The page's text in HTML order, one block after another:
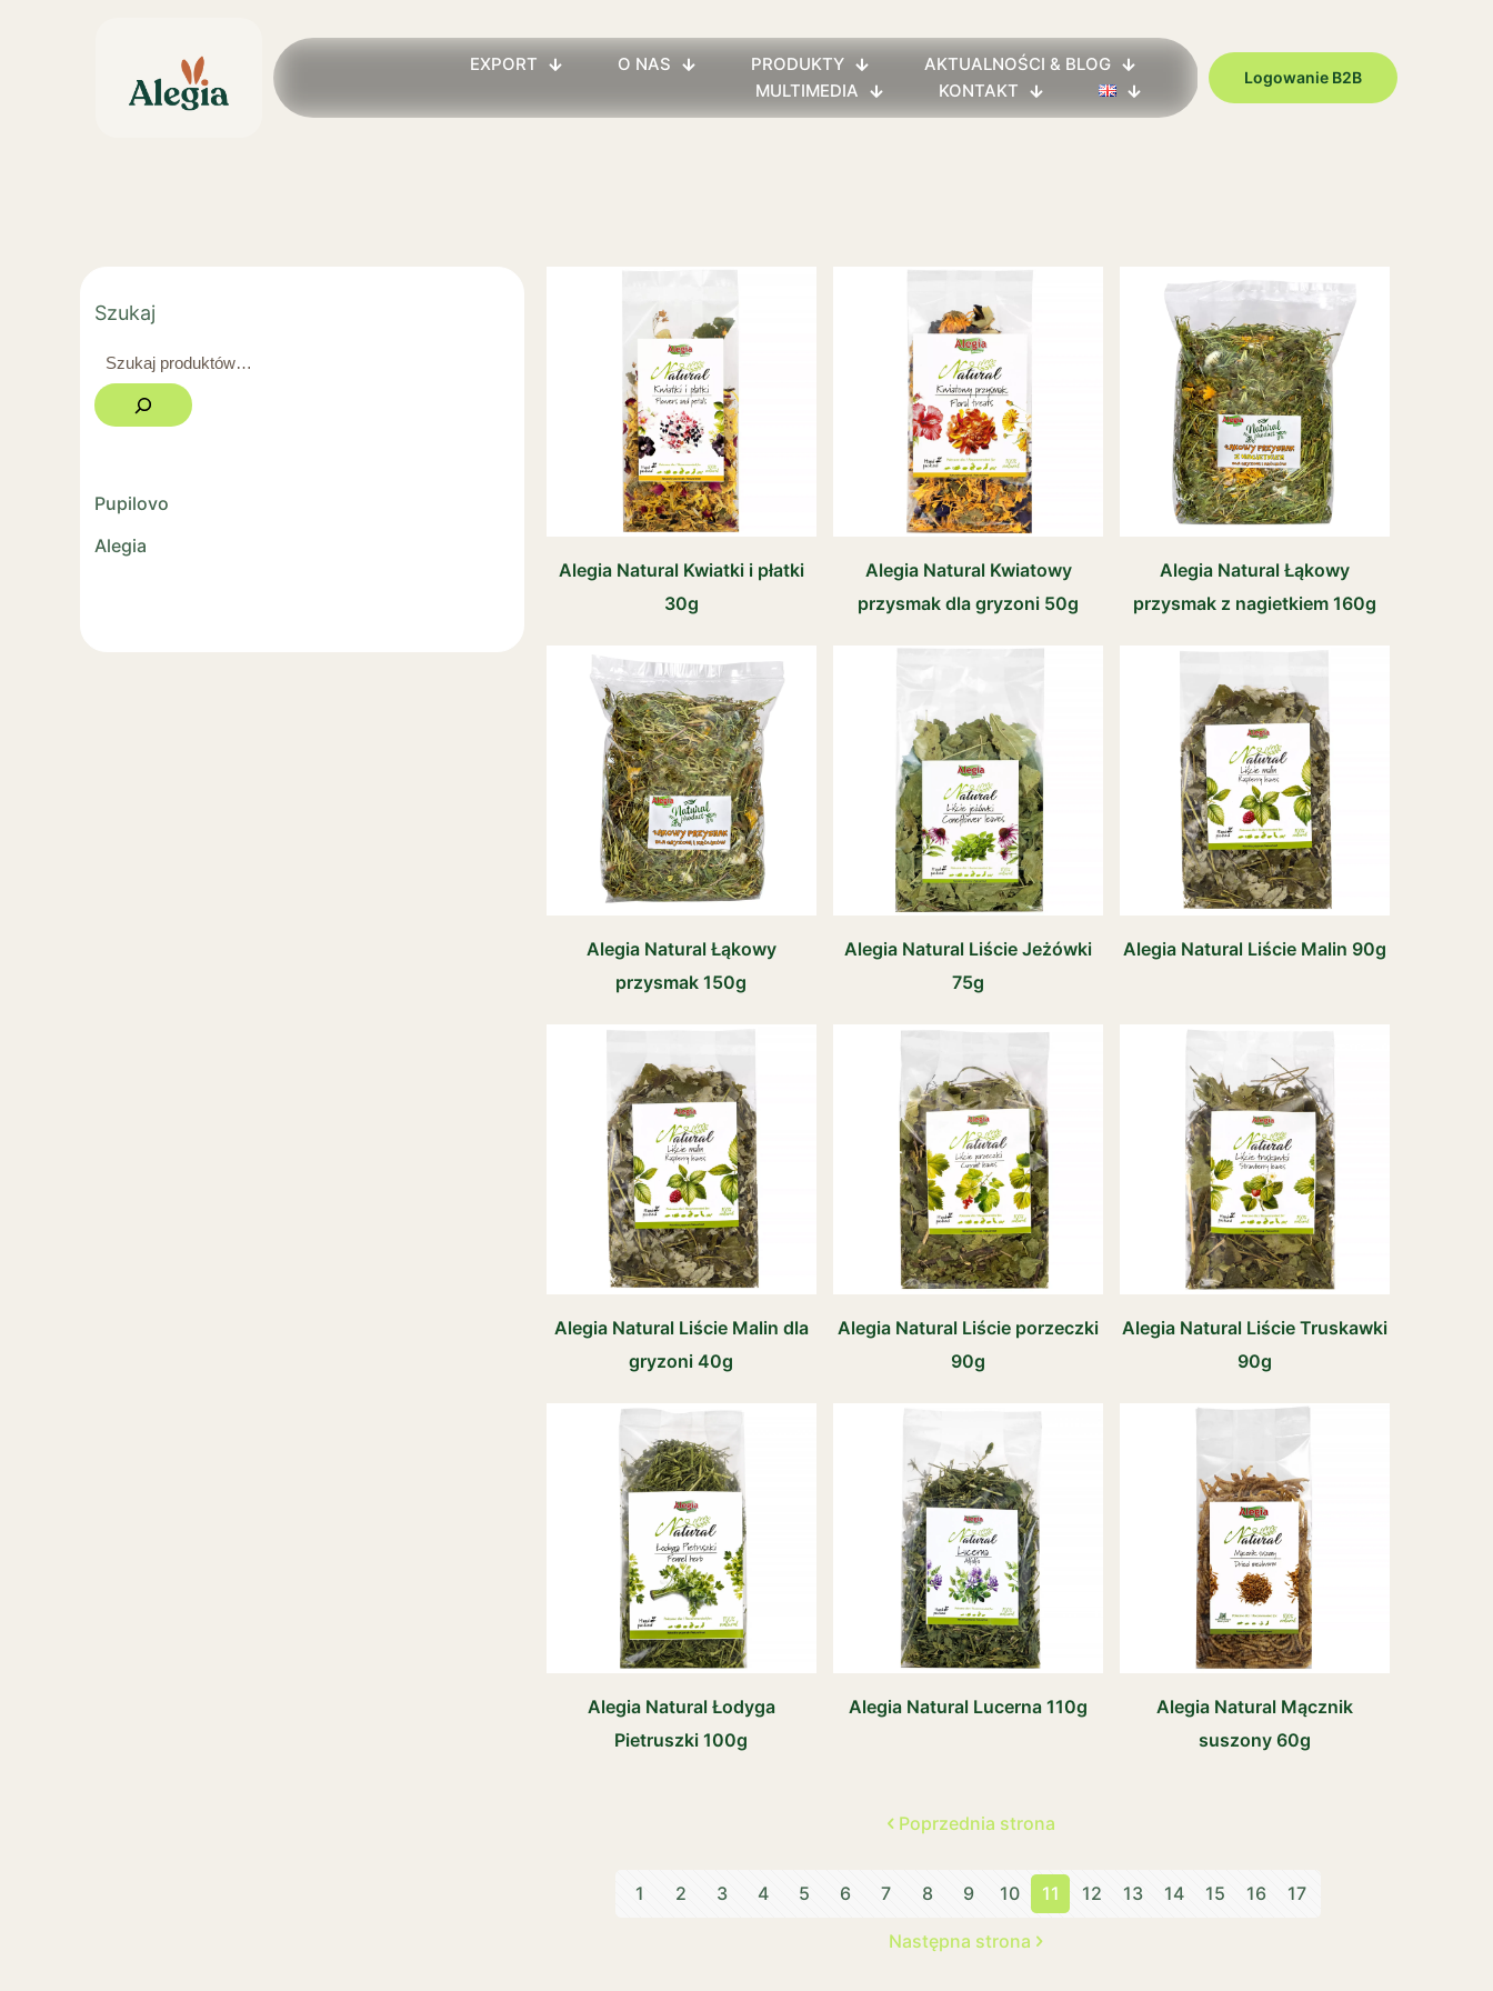
EXPORT O NAS PRODUKTY
AKTUALNOŚCI & BLOG
MULTIMEDIA
KONTAKT
Logowanie B2B
Szukaj
Pupilovo
Alegia
Alegia Natural Kwiatki i płatki
30g
Alegia Natural Kwiatowy
przysmak dla gryzoni 50g
Alegia Natural Łąkowy
przysmak z nagietkiem 160g
Alegia Natural Łąkowy
przysmak 150g
Alegia Natural Liście Jeżówki
75g
Alegia Natural Liście Malin 90g
Alegia Natural Liście Malin dla
gryzoni 40g
Alegia Natural Liście porzeczki
90g
Alegia Natural Liście Truskawki
90g
Alegia Natural Łodyga
Pietruszki 100g
Alegia Natural Lucerna 110g
Alegia Natural Mącznik
suszony 60g
Poprzednia strona
1 2 3 4 5 6 7 8 9 10 11 12 13 14 15 16 17
Następna strona